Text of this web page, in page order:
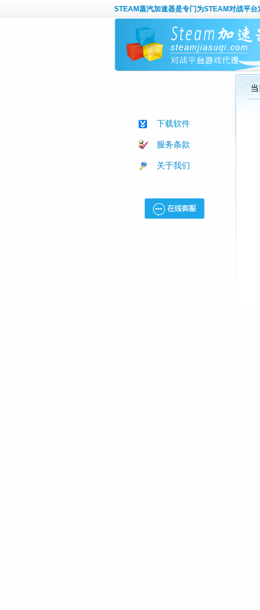
STEAM蒸汽加速器是专门为STEAM对战平
下载软件
服务条款
关于我们